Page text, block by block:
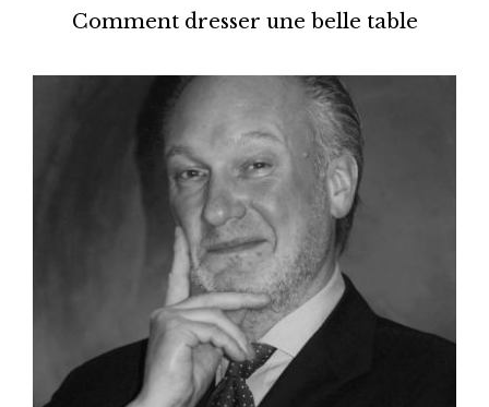
Comment dresser une belle table